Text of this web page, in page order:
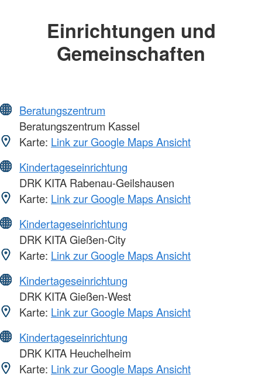
Einrichtungen und
Gemeinschaften
Beratungszentrum
Beratungszentrum Kassel
Karte: Link zur Google Maps Ansicht
Kindertageseinrichtung
DRK KITA Rabenau-Geilshausen
Karte: Link zur Google Maps Ansicht
Kindertageseinrichtung
DRK KITA Gießen-City
Karte: Link zur Google Maps Ansicht
Kindertageseinrichtung
DRK KITA Gießen-West
Karte: Link zur Google Maps Ansicht
Kindertageseinrichtung
DRK KITA Heuchelheim
Karte: Link zur Google Maps Ansicht